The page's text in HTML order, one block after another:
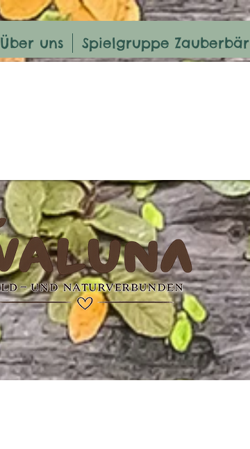
Über uns Spielgruppe Zauberbär